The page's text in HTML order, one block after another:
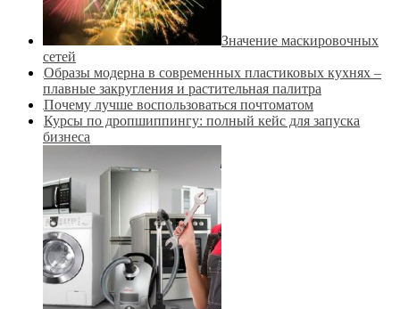
Значение маскировочных
сетей
Образы модерна в современных пластиковых кухнях –
плавные закругления и растительная палитра
Почему лучше воспользоваться почтоматом
Курсы по дропшиппингу: полный кейс для запуска
бизнеса